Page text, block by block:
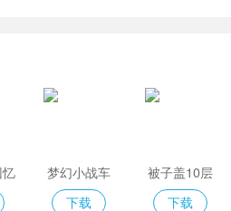
梦幻小战车
下载
被子盖10层
下载